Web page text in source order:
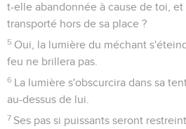
t-elle abandonnée à cause de toi,
transporté hors de sa place ?
5 Oui, la lumière du méchant
feu ne brillera pas.
6 La lumière s'obscurcira dans sa
au-dessus de lui.
7 Ses pas si puissants seront